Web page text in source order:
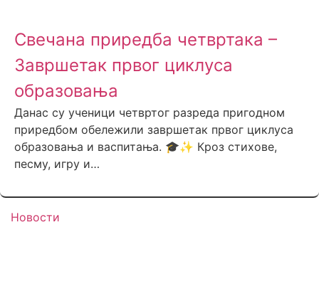
Свечана приредба четвртака –
Завршетак првог циклуса
образовања
Данас су ученици четвртог разреда пригодном
приредбом обележили завршетак првог циклуса
образовања и васпитања. 🎓✨ Кроз стихове,
песму, игру и…
Новости